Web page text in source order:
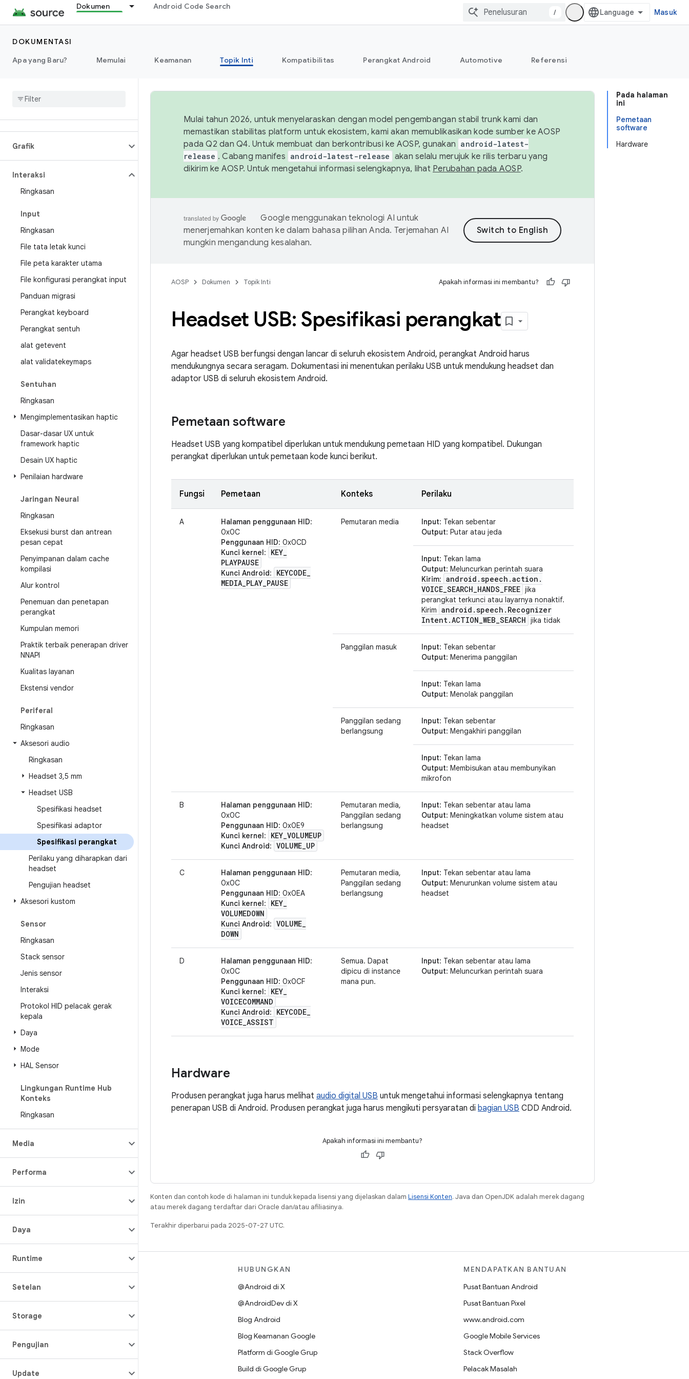
Dokumen Android Code Search
/ Masuk
DOKUMENTASI
Apa yang Baru?
Memulai Keamanan Topik Inti Kompatibilitas Perangkat Android Automotive Referensi
Data
Font
Grafik
Interaksi
Ringkasan
Input
Ringkasan
File tata letak kunci
File peta karakter utama
File konfigurasi perangkat input
Panduan migrasi
Perangkat keyboard
Perangkat sentuh
alat getevent
alat validatekeymaps
Sentuhan
Ringkasan
Mengimplementasikan haptic
Dasar-dasar UX untuk
framework haptic
Desain UX haptic
Penilaian hardware
Jaringan Neural
Ringkasan
Eksekusi burst dan antrean
pesan cepat
Penyimpanan dalam cache
kompilasi
Alur kontrol
Penemuan dan penetapan
perangkat
Kumpulan memori
Praktik terbaik penerapan driver
NNAPI
Kualitas layanan
Ekstensi vendor
Periferal
Ringkasan
Aksesori audio
Ringkasan
Headset 3,5 mm
Headset USB
Spesifikasi headset
Spesifikasi adaptor
Spesifikasi perangkat
Perilaku yang diharapkan dari
headset
Pengujian headset
Aksesori kustom
Sensor
Ringkasan
Stack sensor
Jenis sensor
Interaksi
Protokol HID pelacak gerak
kepala
Daya
Mode
HAL Sensor
Lingkungan Runtime Hub
Konteks
Ringkasan
Media
Performa
Izin
Daya
Runtime
Setelan
Storage
Pengujian
Update
Pada halaman
ini
Pemetaan
software
Hardware
Mulai tahun 2026, untuk menyelaraskan dengan model pengembangan stabil trunk kami dan
memastikan stabilitas platform untuk ekosistem, kami akan memublikasikan kode sumber ke AOSP
pada Q2 dan Q4. Untuk membuat dan berkontribusi ke AOSP, gunakan android-latest-
release . Cabang manifes android-latest-release akan selalu merujuk ke rilis terbaru yang
dikirim ke AOSP. Untuk mengetahui informasi selengkapnya, lihat Perubahan pada AOSP.
Google menggunakan teknologi AI untuk
menerjemahkan konten ke dalam bahasa pilihan Anda. Terjemahan AI
mungkin mengandung kesalahan.
AOSP Dokumen Topik Inti Apakah informasi ini membantu?
Headset USB: Spesifikasi perangkat
Agar headset USB berfungsi dengan lancar di seluruh ekosistem Android, perangkat Android harus
mendukungnya secara seragam. Dokumentasi ini menentukan perilaku USB untuk mendukung headset dan
adaptor USB di seluruh ekosistem Android.
Pemetaan software
Headset USB yang kompatibel diperlukan untuk mendukung pemetaan HID yang kompatibel. Dukungan
perangkat diperlukan untuk pemetaan kode kunci berikut.
Fungsi Pemetaan Konteks Perilaku
A Halaman penggunaan HID:
0x0C
Penggunaan HID: 0x0CD
Kunci kernel: KEY_
PLAYPAUSE
Kunci Android: KEYCODE_
MEDIA_PLAY_PAUSE
Pemutaran media Input: Tekan sebentar
Output: Putar atau jeda
Input: Tekan lama
Output: Meluncurkan perintah suara
Kirim: android .speech .action .
VOICE_SEARCH_HANDS_FREE jika
perangkat terkunci atau layarnya nonaktif.
Kirim android .speech . Recognizer
Intent.ACTION_WEB_SEARCH jika tidak
Panggilan masuk Input: Tekan sebentar
Output: Menerima panggilan
Input: Tekan lama
Output: Menolak panggilan
Panggilan sedang
berlangsung
Input: Tekan sebentar
Output: Mengakhiri panggilan
Input: Tekan lama
Output: Membisukan atau membunyikan
mikrofon
B Halaman penggunaan HID:
0x0C
Penggunaan HID: 0x0E9
Kunci kernel: KEY_VOLUMEUP
Kunci Android: VOLUME_UP
Pemutaran media,
Panggilan sedang
berlangsung
Input: Tekan sebentar atau lama
Output: Meningkatkan volume sistem atau
headset
C Halaman penggunaan HID:
0x0C
Penggunaan HID: 0x0EA
Kunci kernel: KEY_
VOLUMEDOWN
Kunci Android: VOLUME_
DOWN
Pemutaran media,
Panggilan sedang
berlangsung
Input: Tekan sebentar atau lama
Output: Menurunkan volume sistem atau
headset
D Halaman penggunaan HID:
0x0C
Penggunaan HID: 0x0CF
Kunci kernel: KEY_
VOICECOMMAND
Kunci Android: KEYCODE_
VOICE_ASSIST
Semua. Dapat
dipicu di instance
mana pun.
Input: Tekan sebentar atau lama
Output: Meluncurkan perintah suara
Hardware
Produsen perangkat juga harus melihat audio digital USB untuk mengetahui informasi selengkapnya tentang
penerapan USB di Android. Produsen perangkat juga harus mengikuti persyaratan di bagian USB CDD Android.
Apakah informasi ini membantu?
Konten dan contoh kode di halaman ini tunduk kepada lisensi yang dijelaskan dalam Lisensi Konten. Java dan OpenJDK adalah merek dagang
atau merek dagang terdaftar dari Oracle dan/atau afiliasinya.
Terakhir diperbarui pada 2025-07-27 UTC.
Repositori Android
Persyaratan
Mendownload
Biner driver
HUBUNGKAN
@Android di X
@AndroidDev di X
Blog Android
Blog Keamanan Google
Platform di Google Grup
Build di Google Grup
MENDAPATKAN BANTUAN
Pusat Bantuan Android
Pusat Bantuan Pixel
www.android.com
Google Mobile Services
Stack Overflow
Pelacak Masalah